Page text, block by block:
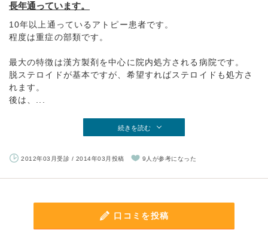
長年通っています。
10年以上通っているアトピー患者です。
程度は重症の部類です。
最大の特徴は漢方製剤を中心に院内処方される病院です。
脱ステロイドが基本ですが、希望すればステロイドも処方さ
れます。
後は、...
続きを読む
2012年03月受診 / 2014年03月投稿 9人が参考になった
口コミを投稿